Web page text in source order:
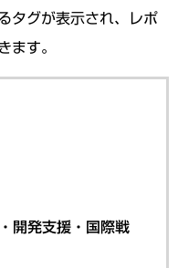
タグが表示され、レポ
ます。
開発支援・国際戦